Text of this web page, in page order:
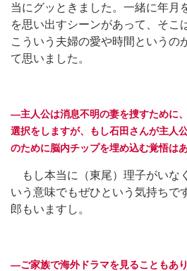
当にグッときました。一緒に年月
を思い出すシーンがあって、そこ
こういう夫婦の愛や時間というの
て思いました。
―主人公は消息不明の妻を捜すために
選択をしますが、もし石田さんが主人
のために脳内チップを埋め込む覚悟は
もし本当に（東尾）理子がいな
いう意味でもぜひという気持ちで
郎もいますし。
―ご家族で海外ドラマを見ることもあ